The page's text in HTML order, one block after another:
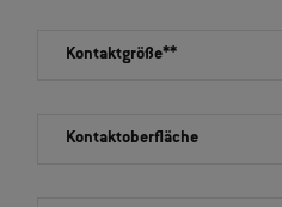
Kontaktgröße**
Kontaktoberfläche